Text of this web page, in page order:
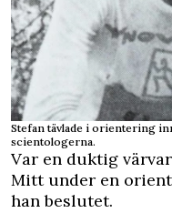
Stefan tävlade i orientering
scientologerna.
Var en duktig
Mitt under en
han beslutet.